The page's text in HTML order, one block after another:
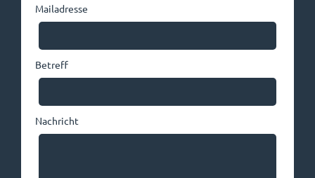
Mailadresse
Betreff
Nachricht